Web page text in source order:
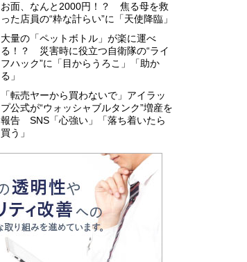
お面、なんと2000円！？ 焦る母を救
った店員の“粋な計らい”に「天使降臨」
大量の「ペットボトル」が楽に運べ
る！？ 災害時に役立つ自衛隊の“ライ
フハック”に「目からうろこ」「助か
る」
「転売ヤーから買わないで」アイラッ
プ公式が“ウォッシャブルタンク”増産を
報告 SNS「心強い」「落ち着いたら
買う」